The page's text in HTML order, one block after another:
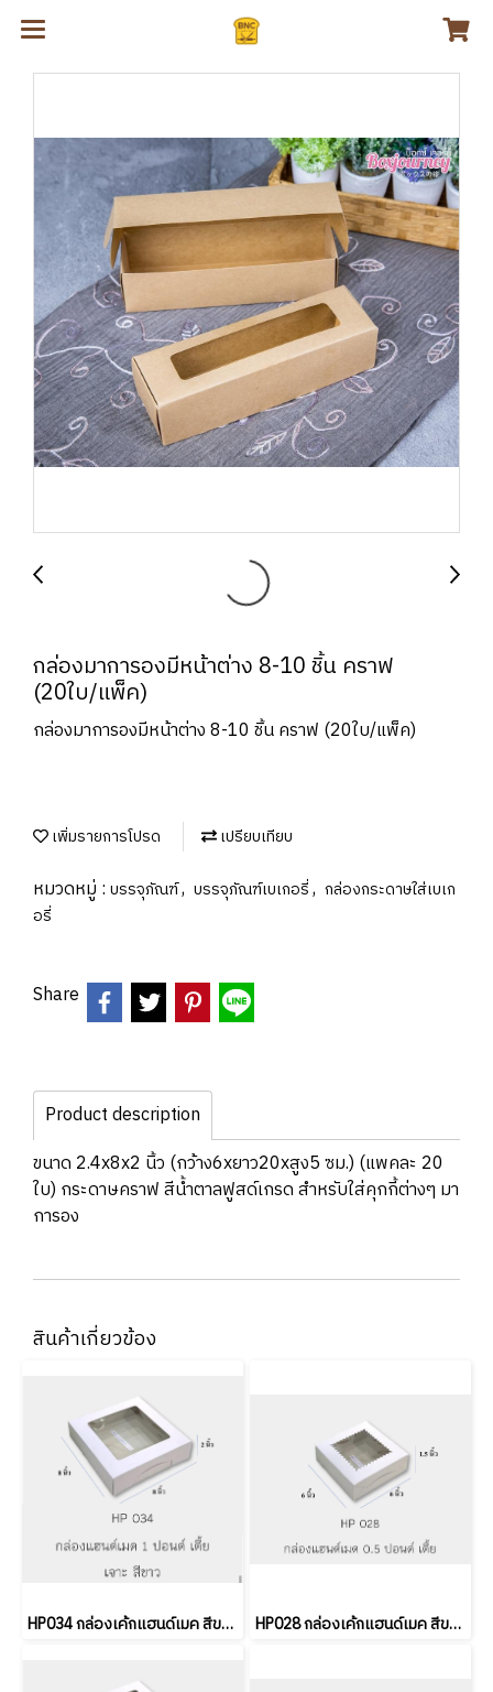
กล่องมาการองมีหน้าต่าง 8-10 ชิ้น คราฟ
(20ใบ/แพ็ค)
กล่องมาการองมีหน้าต่าง 8-10 ชิ้น คราฟ (20ใบ/แพ็ค)
เพิ่มรายการโปรด เปรียบเทียบ
หมวดหมู่ : บรรจุภัณฑ์, บรรจุภัณฑ์เบเกอรี่, กล่องกระดาษใส่เบเก
อรี่
Share
Product description
ขนาด 2.4x8x2 นิ้ว (กว้าง6xยาว20xสูง5 ซม.) (แพคละ 20
ใบ) กระดาษคราฟ สีน้ำตาลฟูสด์เกรด สำหรับใส่คุกกี้ต่างๆ มา
การอง
สินค้าเกี่ยวข้อง
HP034 กล่องเค้กแฮนด์เมค สีขาว เจาะ ทรงเตี้ย 1 P 10 ชิ้น HP028 กล่องเค้กแฮนด์เมค สีขาว เจาะ ทรงเตี้ย 0.5 P 10 ชิ้น (ยกลัง 5แพ็ค)